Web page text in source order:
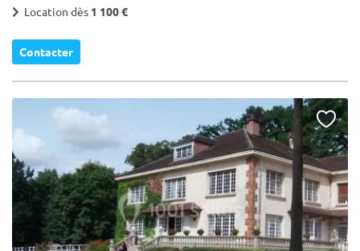
Location dès 1 100 €
Contacter